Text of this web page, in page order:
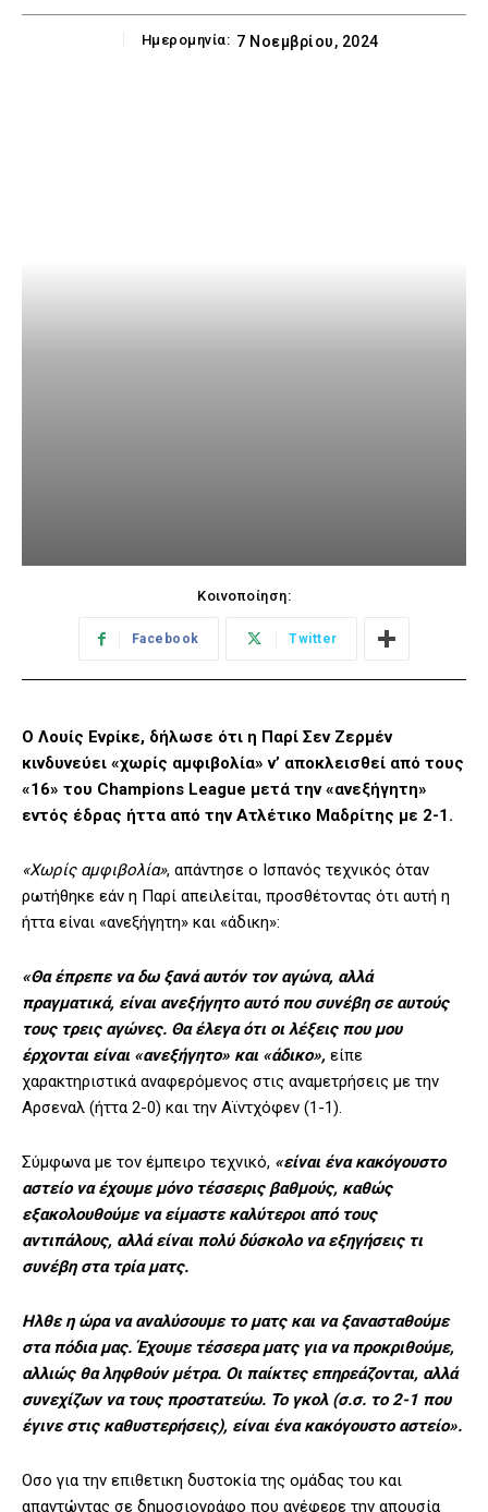
Ημερομηνία: 7 Νοεμβρίου, 2024
Κοινοποίηση:
Facebook Twitter
Ο Λουίς Ενρίκε, δήλωσε ότι η Παρί Σεν Ζερμέν
κινδυνεύει «χωρίς αμφιβολία» ν’ αποκλεισθεί από τους
«16» του Champions League μετά την «ανεξήγητη»
εντός έδρας ήττα από την Ατλέτικο Μαδρίτης με 2-1.
«Χωρίς αμφιβολία», απάντησε ο Ισπανός τεχνικός όταν
ρωτήθηκε εάν η Παρί απειλείται, προσθέτοντας ότι αυτή η
ήττα είναι «ανεξήγητη» και «άδικη»:
«Θα έπρεπε να δω ξανά αυτόν τον αγώνα, αλλά
πραγματικά, είναι ανεξήγητο αυτό που συνέβη σε αυτούς
τους τρεις αγώνες. Θα έλεγα ότι οι λέξεις που μου
έρχονται είναι «ανεξήγητο» και «άδικο», είπε
χαρακτηριστικά αναφερόμενος στις αναμετρήσεις με την
Αρσεναλ (ήττα 2-0) και την Αϊντχόφεν (1-1).
Σύμφωνα με τον έμπειρο τεχνικό, «είναι ένα κακόγουστο
αστείο να έχουμε μόνο τέσσερις βαθμούς, καθώς
εξακολουθούμε να είμαστε καλύτεροι από τους
αντιπάλους, αλλά είναι πολύ δύσκολο να εξηγήσεις τι
συνέβη στα τρία ματς.
Ηλθε η ώρα να αναλύσουμε το ματς και να ξανασταθούμε
στα πόδια μας. Έχουμε τέσσερα ματς για να προκριθούμε,
αλλιώς θα ληφθούν μέτρα. Οι παίκτες επηρεάζονται, αλλά
συνεχίζων να τους προστατεύω. Το γκολ (σ.σ. το 2-1 που
έγινε στις καθυστερήσεις), είναι ένα κακόγουστο αστείο».
Οσο για την επιθετικη δυστοκία της ομάδας του και
απαντώντας σε δημοσιογράφο που ανέφερε την απουσία